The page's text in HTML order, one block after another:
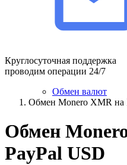
Круглосуточная поддержка
проводим операции 24/7
Обмен валют
Обмен Monero XMR на
Обмен
PayPal USD